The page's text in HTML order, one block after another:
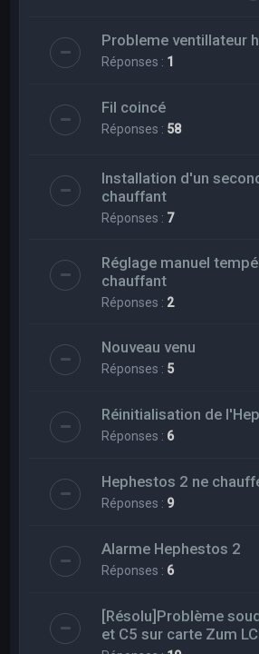
Probleme ventillateur
Réponses : 1
Fil coincé
Réponses : 58
Installation d'un
chauffant
Réponses : 7
Réglage manuel
chauffant
Réponses : 2
Nouveau venu
Réponses : 5
Réinitialisation de
Réponses : 6
Hephestos 2 ne
Réponses : 9
Alarme Hephestos 2
Réponses : 6
[Résolu]Problème
et C5 sur carte Zum